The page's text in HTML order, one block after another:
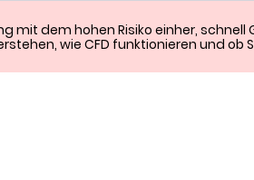
mit dem hohen Risiko einher, schnell
wie CFD funktionieren und